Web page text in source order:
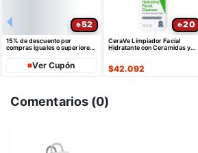
52
15% de descuento por
compras iguales o superiores
de dto
Ver Cupón
20
CeraVe Limpiador Facial
Hidratante con Ceramidas y
$42.092
Comentarios (0)